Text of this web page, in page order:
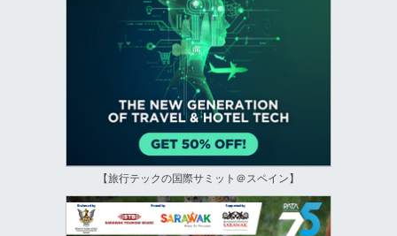
【旅行テックの国際サミット＠スペイン】